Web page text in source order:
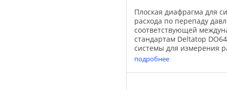
Плоская диафрагма для
расхода по перепаду
соответствующей
стандартам Deltatop
системы для измерения
перепаду давления с
преобразователем
подробнее